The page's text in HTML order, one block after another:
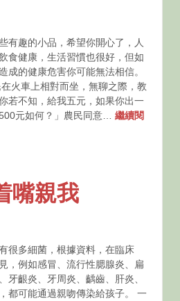
有趣的小品，希望你開心了，人
食健康，生活習慣也很好，但如
成的健康危害你可能無法相信。
火車上相對而坐，無聊之際，教
若不知，給我五元，如果你出一
元如何？」農民同意… 繼續閱
嘴親我
很多細菌，根據資料，在臨床
，例如感冒、流行性腮腺炎、扁
牙齦炎、牙周炎、齲齒、肝炎、
都可能通過親吻傳染給孩子。 一